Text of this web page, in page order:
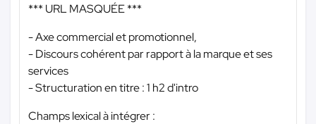
*** URL MASQUÉE ***
- Axe commercial et promotionnel,
- Discours cohérent par rapport à la marque et ses
services
- Structuration en titre : 1 h2 d'intro
Champs lexical à intégrer :